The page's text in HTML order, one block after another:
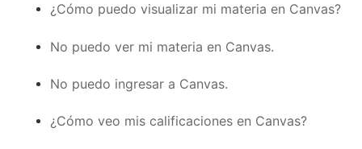
¿Cómo puedo visualizar mi materia en Canvas?
No puedo ver mi materia en Canvas.
No puedo ingresar a Canvas.
¿Cómo veo mis calificaciones en Canvas?